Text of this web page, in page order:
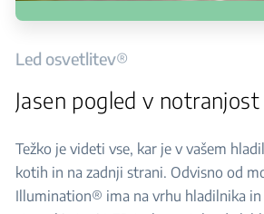
Led osvetlitev®
Jasen pogled v notranjost
Težko je videti vse, kar je v vašem
kotih in na zadnji strani. Odvisno od
Illumination® ima na vrhu hladilnika in